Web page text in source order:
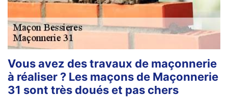
Vous avez des travaux de maçonnerie
à réaliser ? Les maçons de Maçonnerie
31 sont très doués et pas chers